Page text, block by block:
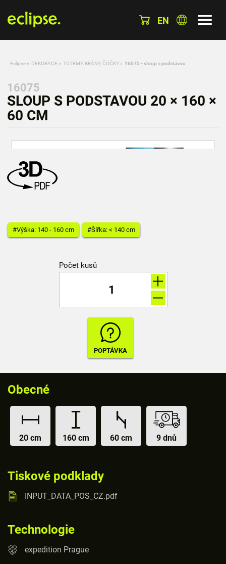
EN
Eclipse » DEKORACE » TOTEMY, BRÁNY, ČOČKY » 16075 - sloup s podstavou
16075
SLOUP S PODSTAVOU 20 × 160 ×
60 CM
#Výška: 140 - 160 cm #Šířka: < 140 cm
Počet kusů
Obecné
20 cm 160 cm 60 cm 9 dnů
Tiskové podklady
INPUT_DATA_POS_CZ.pdf
Technologie
expedition Prague